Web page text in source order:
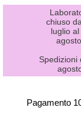
chiuso
luglio
Spedizioni
Pagamento